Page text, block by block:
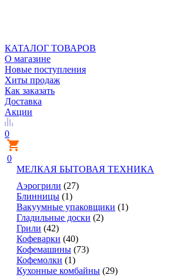
КАТАЛОГ ТОВАРОВ
О магазине
Новые поступления
Хиты продаж
Как заказать
Доставка
Акции
0
0
МЕЛКАЯ БЫТОВАЯ ТЕХНИКА
Аэрогрили (27)
Блинницы (1)
Вакуумные упаковщики (1)
Гладильные доски (2)
Грили (42)
Кофеварки (40)
Кофемашины (73)
Кофемолки (1)
Кухонные комбайны (29)